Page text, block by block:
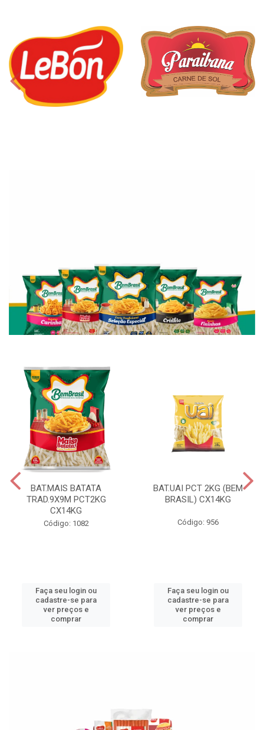
BAT.MAIS BATATA
TRAD.9X9M PCT2KG
CX14KG
Código: 1082
Faça seu login ou
cadastre-se para
ver preços e
comprar
BAT.UAI PCT 2KG (BEM
BRASIL) CX14KG
Código: 956
Faça seu login ou
cadastre-se para
ver preços e
comprar